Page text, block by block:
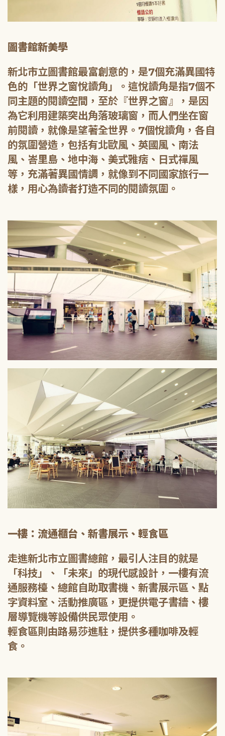
圖書館新美學
新北市立圖書館最富創意的，是7個充滿異國特
色的「世界之窗悅讀角」。這悅讀角是指7個不
同主題的閱讀空間，至於『世界之窗』，是因
為它利用建築突出角落玻璃窗，而人們坐在窗
前閱讀，就像是望著全世界。7個悅讀角，各自
的氛圍營造，包括有北歐風、英國風、南法
風、峇里島、地中海、美式雅痞、日式禪風
等，充滿著異國情調，就像到不同國家旅行一
樣，用心為讀者打造不同的閱讀氛圍。
一樓：流通櫃台、新書展示、輕食區
走進新北市立圖書總館，最引人注目的就是
「科技」、「未來」的現代感設計，一樓有流
通服務檯、總館自助取書機、新書展示區、點
字資料室、活動推廣區，更提供電子書牆、樓
層導覽機等設備供民眾使用。
輕食區則由路易莎進駐，提供多種咖啡及輕
食。